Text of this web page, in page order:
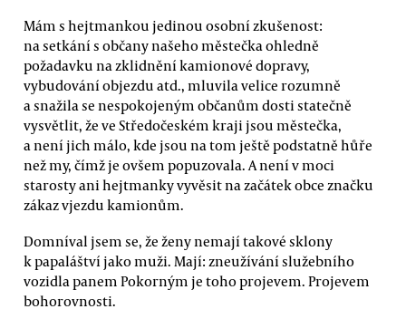
Mám s hejtmankou jedinou osobní zkušenost:
na setkání s občany našeho městečka ohledně
požadavku na zklidnění kamionové dopravy,
vybudování objezdu atd., mluvila velice rozumně
a snažila se nespokojeným občanům dosti statečně
vysvětlit, že ve Středočeském kraji jsou městečka,
a není jich málo, kde jsou na tom ještě podstatně hůře
než my, čímž je ovšem popuzovala. A není v moci
starosty ani hejtmanky vyvěsit na začátek obce značku
zákaz vjezdu kamionům.
Domníval jsem se, že ženy nemají takové sklony
k papaláštví jako muži. Mají: zneužívání služebního
vozidla panem Pokorným je toho projevem. Projevem
bohorovnosti.